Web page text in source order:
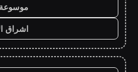
موسوعة
اشراق